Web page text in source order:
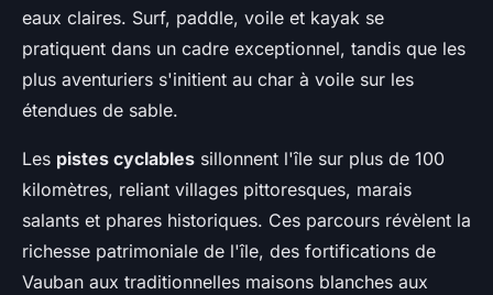
eaux claires. Surf, paddle, voile et kayak se
pratiquent dans un cadre exceptionnel, tandis que les
plus aventuriers s'initient au char à voile sur les
étendues de sable.
Les pistes cyclables sillonnent l'île sur plus de 100
kilomètres, reliant villages pittoresques, marais
salants et phares historiques. Ces parcours révèlent la
richesse patrimoniale de l'île, des fortifications de
Vauban aux traditionnelles maisons blanches aux